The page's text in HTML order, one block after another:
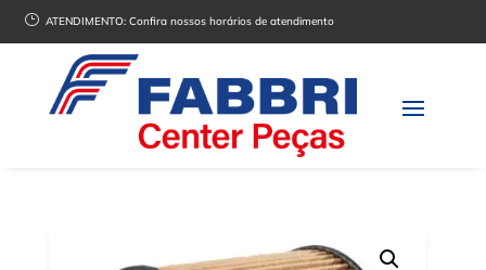
} ATENDIMENTO:Confira nossos horários de atendimento